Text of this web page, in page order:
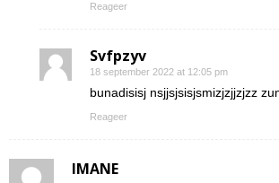
Reageer
Svfpzyv
18 september 2022 at 12:05 pm
bunadisisj nsjjsjsisjsmizjzjjzjzz
Reageer
IMANE